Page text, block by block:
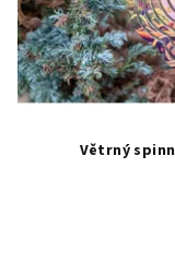
Větrný